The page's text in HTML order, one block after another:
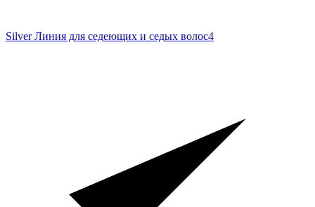
Silver Линия для седеющих и седых волос4